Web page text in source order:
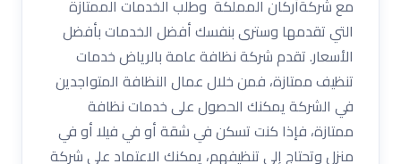
مع شركةأركان المملكة وطلب الخدمات الممتازة
التي تقدمها وسترى بنفسك أفضل الخدمات بأفضل
الأسعار. تقدم شركة نظافة عامة بالرياض خدمات
تنظيف ممتازة، فمن خلال عمال النظافة المتواجدين
في الشركة يمكنك الحصول على خدمات نظافة
ممتازة، فإذا كنت تسكن في شقة أو في فيلا أو في
منزل وتحتاج إلى تنظيفهم، يمكنك الاعتماد على شركة